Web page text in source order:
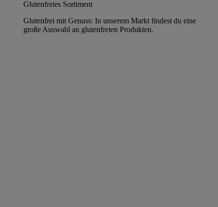
Glutenfreies Sortiment
Glutenfrei mit Genuss: In unserem Markt findest du eine
große Auswahl an glutenfreien Produkten.